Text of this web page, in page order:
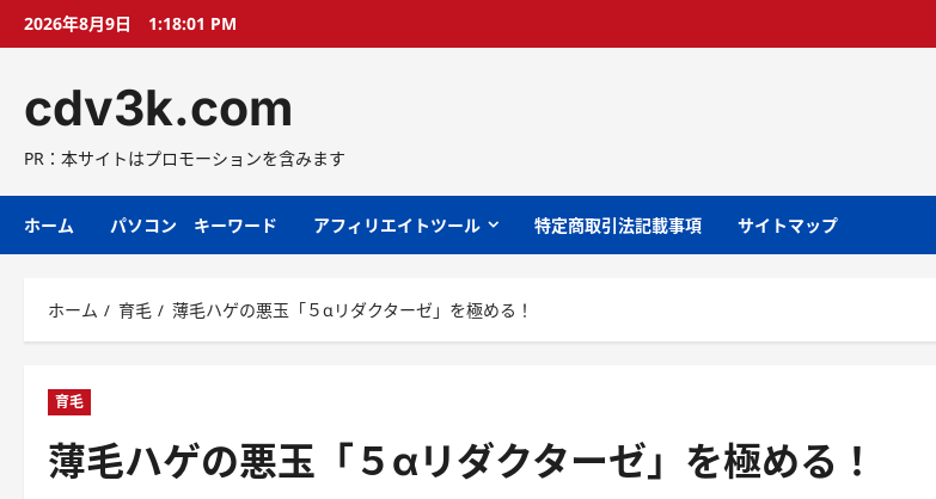
プ
2026年8月9日 1:18:02 PM
cdv3k.com
PR：本サイトはプロモーションを含みます
ホーム パソコン キーワード アフィリエイトツール 特定商取引法記載事項 サイトマップ
ホーム 育毛 薄毛ハゲの悪玉「５αリダクターゼ」を極める！
育毛
薄毛ハゲの悪玉「５αリダクターゼ」を極める！